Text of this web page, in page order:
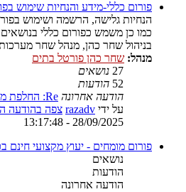
פורום כללי-מידע והנחיות שימוש
הנחיות גלישה, הרשמה ושימוש
כמו כן משמש כפורום כללי
בניהול שחר כהן, מנהל שחר
מנהל: שחר כהן פורטל בתים
27 נושאים
52 הודעות
הודעה אחרונה Re: החלפת מעליות בבית משותף
על ידי razadv צפה בהודעה
28/09/2025 - 13:17:48
פורום מומחים - יעוץ מקצועי
נושאים
הודעות
הודעה אחרונה